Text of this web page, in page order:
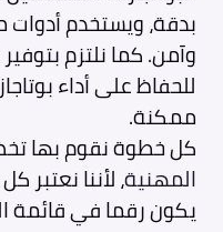
بدقة، ويستخدم
وآمن. كما نلتزم
للحفاظ على أداء
ممكنة.
كل خطوة نقوم بها
المهنية، لأننا
يكون رقما في قائمة